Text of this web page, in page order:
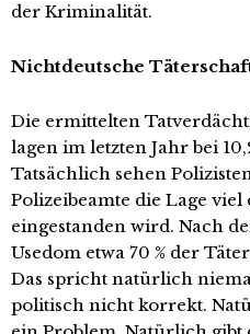
der Kriminalität.
Nichtdeutsche
Die ermittelten
lagen im letzten Jahr bei
Tatsächlich sehen
Polizeibeamte die Lage
eingestanden wird. Nach
Usedom etwa 70 % der
Das spricht natürlich
politisch nicht korrekt.